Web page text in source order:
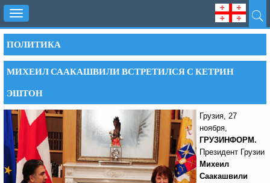
Toggle
navigation
ПОЛИТИКА
МИХЕИЛ СААКАШВИЛИ ВСТРЕТИЛСЯ С КЕТРИН
ЭШТОН
Грузия, 27
ноября,
ГРУЗИНФОРМ.
Президент Грузии
Михеил
Саакашвили